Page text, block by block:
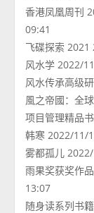
香港凤凰周刊
09:41
飞碟探索
风水学 2022/
风水传承高级
風之帝國：全
项目管理精品
韩寒 2022/11/
雾都孤儿
雨果奖获奖作
13:07
随身读系列书